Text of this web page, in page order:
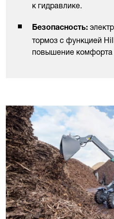
к гидравлике.
Безопасность:
тормоз с функцией
повышение комфорта